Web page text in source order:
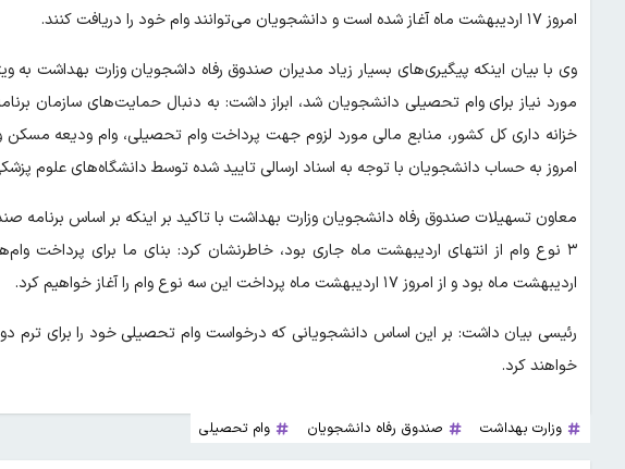
امروز ۱۷ اردیبهشت ماه آغاز شده است و دانشجویان می‌توانند وام خود را دریافت کنند.
وی با بیان اینکه پیگیری‌های بسیار زیاد مدیران صندوق رفاه داشجویان وزارت بهداشت به
مورد نیاز برای وام تحصیلی دانشجویان شد، ابراز داشت: به دنبال حمایت‌های سازمان
خزانه داری کل کشور، منابع مالی مورد لزوم جهت پرداخت وام تحصیلی، وام ودیعه مسکن
امروز به حساب دانشجویان با توجه به اسناد ارسالی تایید شده توسط دانشگاه‌های علوم
معاون تسهیلات صندوق رفاه دانشجویان وزارت بهداشت با تاکید بر اینکه بر اساس برنامه
۳ نوع وام از انتهای اردیبهشت ماه جاری بود، خاطرنشان کرد: بنای ما برای پرداخت
اردیبهشت ماه بود و از امروز ۱۷ اردیبهشت ماه پرداخت این سه نوع وام را آغاز خواهیم کرد.
رئیسی بیان داشت: بر این اساس دانشجویانی که درخواست وام تحصیلی خود را برای ترم
خواهند کرد.
وزارت بهداشت صندوق رفاه دانشجویان وام تحصیلی